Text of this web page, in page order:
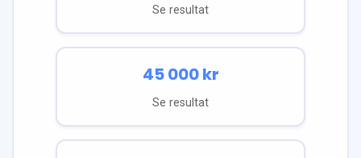
Se resultat
45 000kr
Se resultat